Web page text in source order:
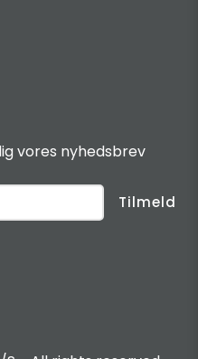
vores nyhedsbrev
Tilmeld